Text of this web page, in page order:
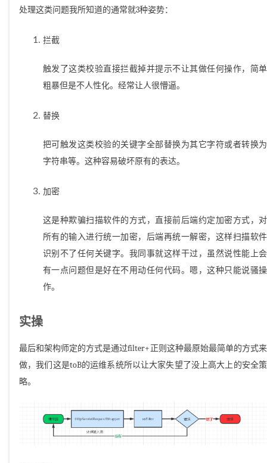
处理这类问题我所知道的通常就3种姿势：
拦截
触发了这类校验直接拦截掉并提示不让其做任何操作，简单
粗暴但是不人性化。经常让人很懵逼。
替换
把可触发这类校验的关键字全部替换为其它字符或者转换为
字符串等。这种容易破坏原有的表达。
加密
这是种欺骗扫描软件的方式，直接前后端约定加密方式，对
所有的输入进行统一加密，后端再统一解密，这样扫描软件
识别不了任何关键字。我同事就这样干过，虽然说性能上会
有一点问题但是好在不用动任何代码。嗯，这种只能说骚操
作。
实操
最后和架构师定的方式是通过filter+正则这种最原始最简单的方式来
做，我们这是toB的运维系统所以让大家失望了没上高大上的安全策
略。